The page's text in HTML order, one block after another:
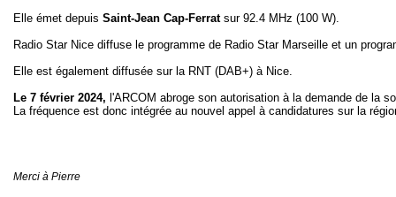
Elle émet depuis Saint-Jean Cap-Ferratsur 92.4 MHz (100 W).
Radio Star Nice diffuse le programme de Radio Star Marseille et un
Elle est également diffusée sur la RNT (DAB+) à Nice.
Le 7 février 2024, l'ARCOM abroge son autorisation à la demande de la
La fréquence est donc intégrée au nouvel appel à candidatures sur la
Merci à Pierre